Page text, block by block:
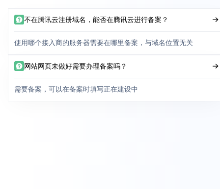
不在腾讯云注册域名，能否在腾讯云进行备案？
使用哪个接入商的服务器需要在哪里备案，与域名位置无关
网站网页未做好需要办理备案吗？
需要备案，可以在备案时填写正在建设中